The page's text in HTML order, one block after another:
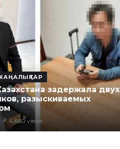
задержала двух
разыскиваемых
4,660 views